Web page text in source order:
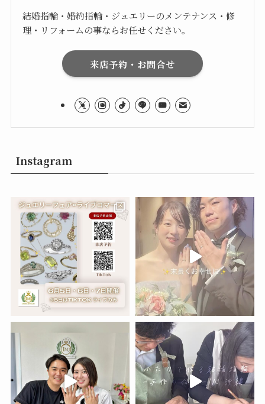
結婚指輪・婚約指輪・ジュエリーのメンテナンス・修
理・リフォームの事ならお任せください。
来店予約・お問合せ
Instagram